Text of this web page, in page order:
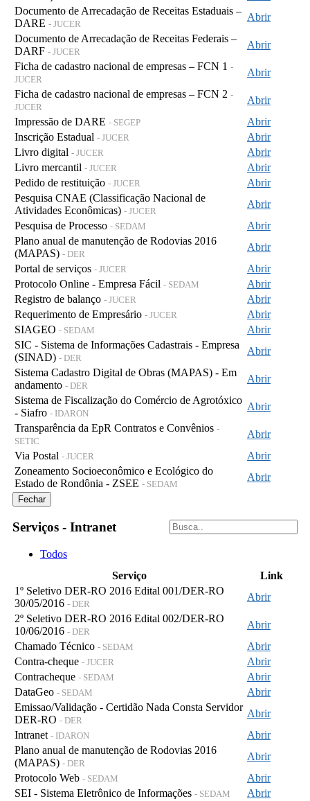
Documento de Arrecadação de Receitas Estaduais –
DARE - JUCER
Abrir
Documento de Arrecadação de Receitas Federais –
DARF - JUCER
Abrir
Ficha de cadastro nacional de empresas – FCN 1 -
JUCER
Abrir
Ficha de cadastro nacional de empresas – FCN 2 -
JUCER
Abrir
Impressão de DARE - SEGEP
Abrir
Inscrição Estadual - JUCER
Abrir
Livro digital - JUCER
Abrir
Livro mercantil - JUCER
Abrir
Pedido de restituição - JUCER
Abrir
Pesquisa CNAE (Classificação Nacional de
Atividades Econômicas) - JUCER
Abrir
Pesquisa de Processo - SEDAM
Abrir
Plano anual de manutenção de Rodovias 2016
(MAPAS) - DER
Abrir
Portal de serviços - JUCER
Abrir
Protocolo Online - Empresa Fácil - SEDAM
Abrir
Registro de balanço - JUCER
Abrir
Requerimento de Empresário - JUCER
Abrir
SIAGEO - SEDAM
Abrir
SIC - Sistema de Informações Cadastrais - Empresa
(SINAD) - DER
Abrir
Sistema Cadastro Digital de Obras (MAPAS) - Em
andamento - DER
Abrir
Sistema de Fiscalização do Comércio de Agrotóxico
- Siafro - IDARON
Abrir
Transparência da EpR Contratos e Convênios -
SETIC
Abrir
Via Postal - JUCER
Abrir
Zoneamento Socioeconômico e Ecológico do
Estado de Rondônia - ZSEE - SEDAM
Abrir
Fechar
Serviços - Intranet
Todos
Serviço
Link
1º Seletivo DER-RO 2016 Edital 001/DER-RO
30/05/2016 - DER
Abrir
2º Seletivo DER-RO 2016 Edital 002/DER-RO
10/06/2016 - DER
Abrir
Chamado Técnico - SEDAM
Abrir
Contra-cheque - JUCER
Abrir
Contracheque - SEDAM
Abrir
DataGeo - SEDAM
Abrir
Emissao/Validação - Certidão Nada Consta Servidor
DER-RO - DER
Abrir
Intranet - IDARON
Abrir
Plano anual de manutenção de Rodovias 2016
(MAPAS) - DER
Abrir
Protocolo Web - SEDAM
Abrir
SEI - Sistema Eletrônico de Informações - SEDAM
Abrir